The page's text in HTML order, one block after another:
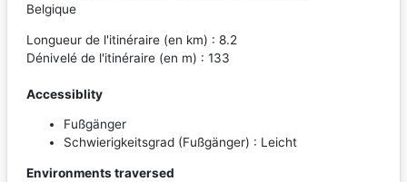
Belgique
Longueur de l'itinéraire (en km) : 8.2
Dénivelé de l'itinéraire (en m) : 133
Accessiblity
Fußgänger
Schwierigkeitsgrad (Fußgänger) : Leicht
Environments traversed